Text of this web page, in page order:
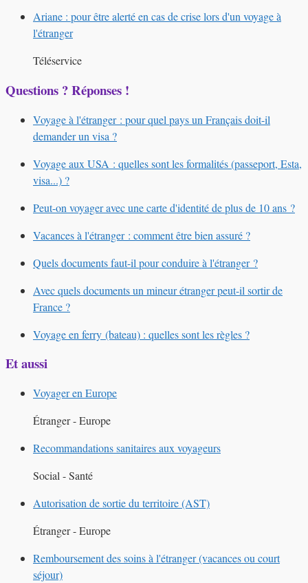
Ariane : pour être alerté en cas de crise lors d'un voyage à
l'étranger
Téléservice
Questions ? Réponses !
Voyage à l'étranger : pour quel pays un Français doit-il
demander un visa ?
Voyage aux USA : quelles sont les formalités (passeport, Esta,
visa...) ?
Peut-on voyager avec une carte d'identité de plus de 10 ans ?
Vacances à l'étranger : comment être bien assuré ?
Quels documents faut-il pour conduire à l'étranger ?
Avec quels documents un mineur étranger peut-il sortir de
France ?
Voyage en ferry (bateau) : quelles sont les règles ?
Et aussi
Voyager en Europe
Étranger - Europe
Recommandations sanitaires aux voyageurs
Social - Santé
Autorisation de sortie du territoire (AST)
Étranger - Europe
Remboursement des soins à l'étranger (vacances ou court
séjour)